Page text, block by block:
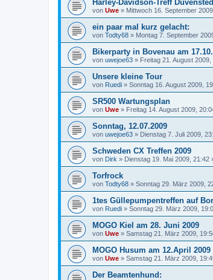
Harley-Davidson-Treff
von Uwe » Mittwoch 16. September
ein paar mal kurz gelacht:
von Todty68 » Montag 7. September
Bikerparty in Bovenau am
von uwejoe63 » Freitag 21. August 2009,
Unsere kleine Tour
von Ruedi » Sonntag 16. August 2009,
SR500 Wartungsplan
von Uwe » Freitag 14. August 2009,
Sonntag, 12.07.2009
von uwejoe63 » Dienstag 7. Juli 2009,
Schweden CX Treffen 2009
von Dirk » Dienstag 19. Mai 2009, 21:42
Torfrock
von Todty68 » Sonntag 29. März 2009,
1tes Güllepumpentreffen auf
von Ruedi » Sonntag 29. März 2009,
MOGO Kiel am 28. Juni 2009
von Uwe » Samstag 21. März 2009,
MOGO Husum am 12.April 2009
von Uwe » Samstag 21. März 2009,
Der Beamtenhund: